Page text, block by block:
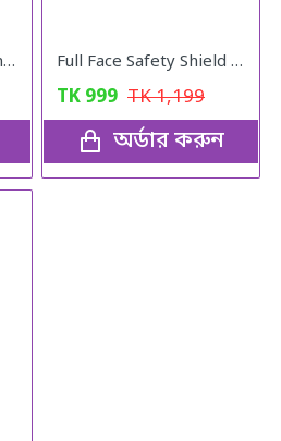
Kitchen Knife Sharpener Full Face Safety Shield with Filter
TK 999 TK1,199
অর্ডার করুন